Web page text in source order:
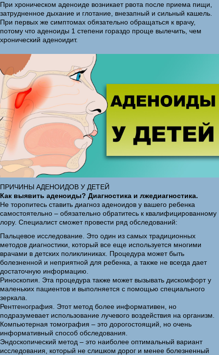
При хроническом аденоиде возникает рвота после приема пищи,
затрудненное дыхание и глотание, внезапный и сильный кашель.
При первых же симптомах обязательно обращаться к врачу,
потому что аденоиды 1 степени гораздо проще вылечить, чем
хронический аденоидит.
ПРИЧИНЫ АДЕНОИДОВ У ДЕТЕЙ
Как выявить аденоиды? Диагностика и лжедиагностика.
Не торопитесь ставить диагноз аденоидов у вашего ребенка
самостоятельно – обязательно обратитесь к квалифицированному
лору. Специалист сможет провести ряд обследований:
Пальцевое исследование. Это один из самых традиционных
методов диагностики, который все еще используется многими
врачами в детских поликлиниках. Процедура может быть
болезненной и неприятной для ребенка, а также не всегда дает
достаточную информацию.
Риноскопия. Эта процедура также может вызывать дискомфорт у
маленьких пациентов и выполняется с помощью специального
зеркала.
Рентгенография. Этот метод более информативен, но
подразумевает использование лучевого воздействия на организм.
Компьютерная томография – это дорогостоящий, но очень
информативный способ обследования.
Эндоскопический метод – это наиболее оптимальный вариант
исследования, который не слишком дорог и менее болезненный